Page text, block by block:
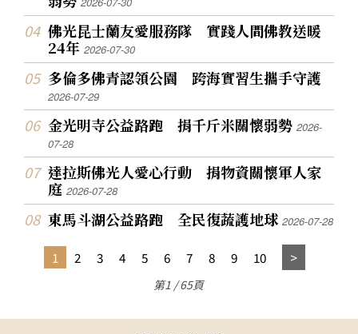
佛光昆士蘭友愛服務隊 實踐人間佛教送暖
24年2026-07-30
多倫多佛青認領公園 跨海實習生攜手守護
2026-07-29
金光明寺公益路跑 捐千斤米關懷弱勢2026-
07-28
達拉斯佛光人愛心行動 捐物資關懷軍人家
庭2026-07-28
東馬斗湖公益路跑 全民復蔬護地球2026-07-28
1 2 3 4 5 6 7 8 9 10
第1 / 65頁